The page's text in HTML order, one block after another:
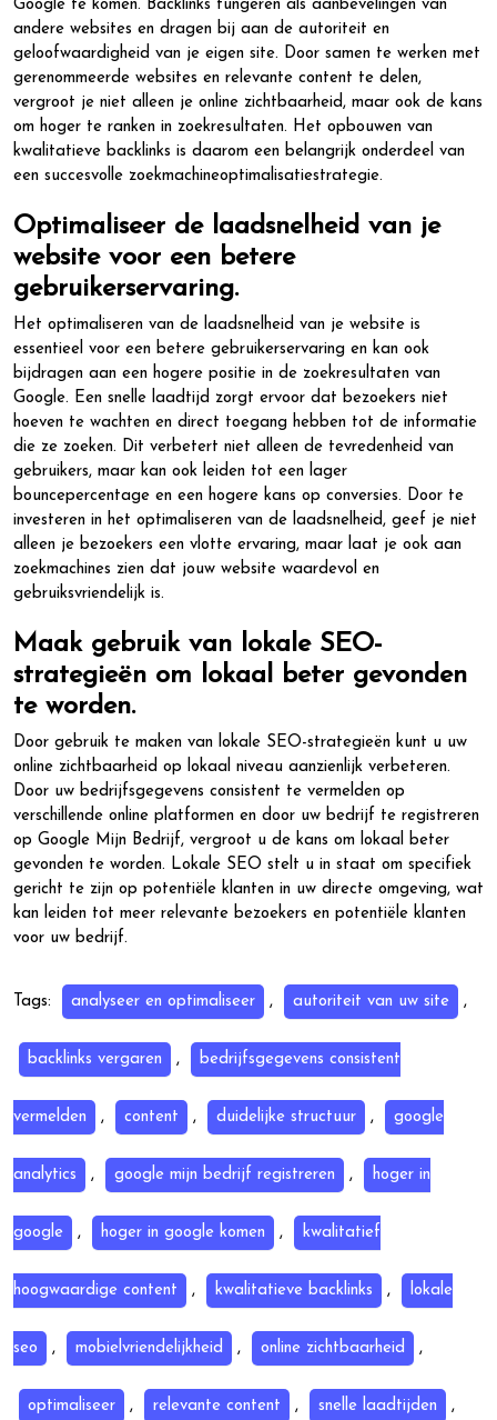
Google te komen. Backlinks fungeren als aanbevelingen van
andere websites en dragen bij aan de autoriteit en
geloofwaardigheid van je eigen site. Door samen te werken met
gerenommeerde websites en relevante content te delen,
vergroot je niet alleen je online zichtbaarheid, maar ook de kans
om hoger te ranken in zoekresultaten. Het opbouwen van
kwalitatieve backlinks is daarom een belangrijk onderdeel van
een succesvolle zoekmachineoptimalisatiestrategie.
Optimaliseer de laadsnelheid van je
website voor een betere
gebruikerservaring.
Het optimaliseren van de laadsnelheid van je website is
essentieel voor een betere gebruikerservaring en kan ook
bijdragen aan een hogere positie in de zoekresultaten van
Google. Een snelle laadtijd zorgt ervoor dat bezoekers niet
hoeven te wachten en direct toegang hebben tot de informatie
die ze zoeken. Dit verbetert niet alleen de tevredenheid van
gebruikers, maar kan ook leiden tot een lager
bouncepercentage en een hogere kans op conversies. Door te
investeren in het optimaliseren van de laadsnelheid, geef je niet
alleen je bezoekers een vlotte ervaring, maar laat je ook aan
zoekmachines zien dat jouw website waardevol en
gebruiksvriendelijk is.
Maak gebruik van lokale SEO-
strategieën om lokaal beter gevonden
te worden.
Door gebruik te maken van lokale SEO-strategieën kunt u uw
online zichtbaarheid op lokaal niveau aanzienlijk verbeteren.
Door uw bedrijfsgegevens consistent te vermelden op
verschillende online platformen en door uw bedrijf te registreren
op Google Mijn Bedrijf, vergroot u de kans om lokaal beter
gevonden te worden. Lokale SEO stelt u in staat om specifiek
gericht te zijn op potentiële klanten in uw directe omgeving, wat
kan leiden tot meer relevante bezoekers en potentiële klanten
voor uw bedrijf.
Tags: analyseer en optimaliseer , autoriteit van uw site ,
backlinks vergaren , bedrijfsgegevens consistent
vermelden , content , duidelijke structuur , google
analytics , google mijn bedrijf registreren , hoger in
google , hoger in google komen , kwalitatief
hoogwaardige content , kwalitatieve backlinks , lokale
seo , mobielvriendelijkheid , online zichtbaarheid ,
optimaliseer , relevante content , snelle laadtijden ,